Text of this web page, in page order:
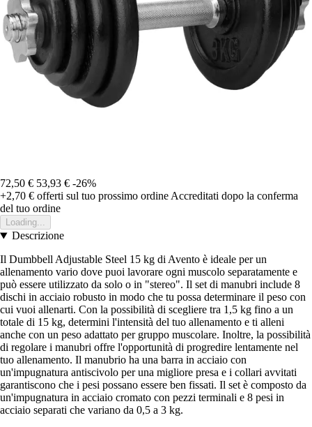
72,50 € 53,93 € -26%
+2,70 € offerti sul tuo prossimo ordine Accreditati dopo la conferma
del tuo ordine
Loading...
Descrizione
Il Dumbbell Adjustable Steel 15 kg di Avento è ideale per un
allenamento vario dove puoi lavorare ogni muscolo separatamente e
può essere utilizzato da solo o in "stereo". Il set di manubri include 8
dischi in acciaio robusto in modo che tu possa determinare il peso con
cui vuoi allenarti. Con la possibilità di scegliere tra 1,5 kg fino a un
totale di 15 kg, determini l'intensità del tuo allenamento e ti alleni
anche con un peso adattato per gruppo muscolare. Inoltre, la possibilità
di regolare i manubri offre l'opportunità di progredire lentamente nel
tuo allenamento. Il manubrio ha una barra in acciaio con
un'impugnatura antiscivolo per una migliore presa e i collari avvitati
garantiscono che i pesi possano essere ben fissati. Il set è composto da
un'impugnatura in acciaio cromato con pezzi terminali e 8 pesi in
acciaio separati che variano da 0,5 a 3 kg.